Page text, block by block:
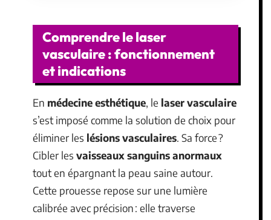
Comprendre le laser
vasculaire : fonctionnement
et indications
En médecine esthétique, le laser vasculaire
s’est imposé comme la solution de choix pour
éliminer les lésions vasculaires. Sa force ?
Cibler les vaisseaux sanguins anormaux
tout en épargnant la peau saine autour.
Cette prouesse repose sur une lumière
calibrée avec précision : elle traverse